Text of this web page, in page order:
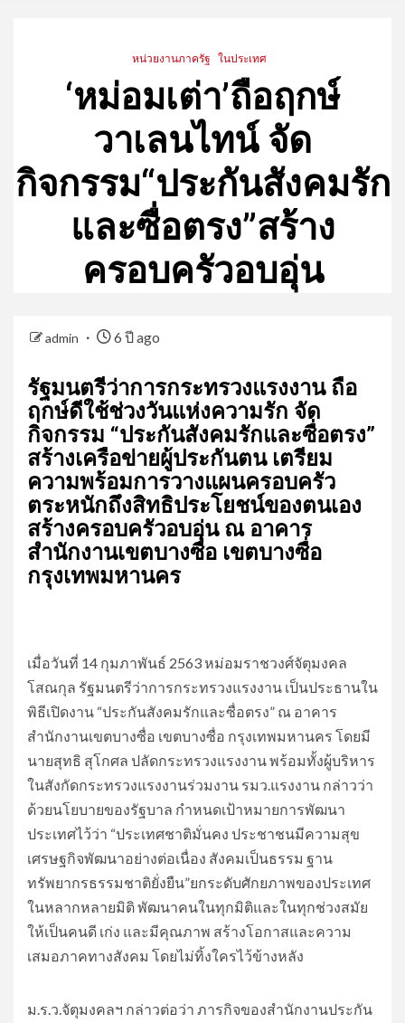
หน่วยงานภาครัฐ ในประเทศ
‘หม่อมเต่า’ถือฤกษ์
วาเลนไทน์ จัด
กิจกรรม“ประกันสังคมรัก
และซื่อตรง”สร้าง
ครอบครัวอบอุ่น
admin 6 ปี ago
รัฐมนตรีว่าการกระทรวงแรงงาน ถือ
ฤกษ์ดีใช้ช่วงวันแห่งความรัก จัด
กิจกรรม “ประกันสังคมรักและซื่อตรง”
สร้างเครือข่ายผู้ประกันตน เตรียม
ความพร้อมการวางแผนครอบครัว
ตระหนักถึงสิทธิประโยชน์ของตนเอง
สร้างครอบครัวอบอุ่น ณ อาคาร
สำนักงานเขตบางซื่อ เขตบางซื่อ
กรุงเทพมหานคร
เมื่อวันที่ 14 กุมภาพันธ์ 2563 หม่อมราชวงศ์จัตุมงคล
โสณกุล รัฐมนตรีว่าการกระทรวงแรงงาน เป็นประธานใน
พิธีเปิดงาน “ประกันสังคมรักและซื่อตรง” ณ อาคาร
สำนักงานเขตบางซื่อ เขตบางซื่อ กรุงเทพมหานคร โดยมี
นายสุทธิ สุโกศล ปลัดกระทรวงแรงงาน พร้อมทั้งผู้บริหาร
ในสังกัดกระทรวงแรงงานร่วมงาน รมว.แรงงาน กล่าวว่า
ด้วยนโยบายของรัฐบาล กำหนดเป้าหมายการพัฒนา
ประเทศไว้ว่า “ประเทศชาติมั่นคง ประชาชนมีความสุข
เศรษฐกิจพัฒนาอย่างต่อเนื่อง สังคมเป็นธรรม ฐาน
ทรัพยากรธรรมชาติยั่งยืน”ยกระดับศักยภาพของประเทศ
ในหลากหลายมิติ พัฒนาคนในทุกมิติและในทุกช่วงสมัย
ให้เป็นคนดี เก่ง และมีคุณภาพ สร้างโอกาสและความ
เสมอภาคทางสังคม โดยไม่ทิ้งใครไว้ข้างหลัง
ม.ร.ว.จัตุมงคลฯ กล่าวต่อว่า ภารกิจของสำนักงานประกัน